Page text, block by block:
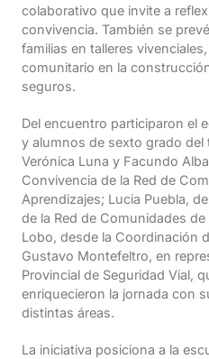
colaborativo que invite a
convivencia. También se
familias en talleres
comunitario en la
seguros.
Del encuentro participaron el
y alumnos de sexto grado del
Verónica Luna y Facundo
Convivencia de la Red de
Aprendizajes; Lucia Puebla,
de la Red de Comunidades
Lobo, desde la Coordinación
Gustavo Montefeltro, en
Provincial de Seguridad Vial,
enriquecieron la jornada con
distintas áreas.
La iniciativa posiciona a la